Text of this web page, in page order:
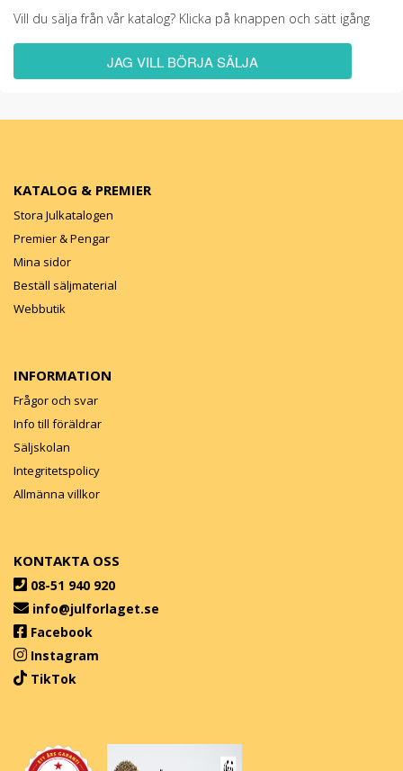
Vill du sälja från vår katalog? Klicka på knappen och sätt igång
JAG VILL BÖRJA SÄLJA
KATALOG & PREMIER
Stora Julkatalogen
Premier & Pengar
Mina sidor
Beställ säljmaterial
Webbutik
INFORMATION
Frågor och svar
Info till föräldrar
Säljskolan
Integritetspolicy
Allmänna villkor
KONTAKTA OSS
08-51 940 920
info@julforlaget.se
Facebook
Instagram
TikTok